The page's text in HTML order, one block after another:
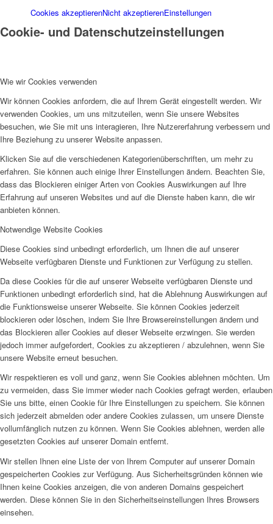
Cookies akzeptierenNicht akzeptierenEinstellungen
Cookie- und Datenschutzeinstellungen
Wie wir Cookies verwenden
Wir können Cookies anfordern, die auf Ihrem Gerät eingestellt werden. Wir
verwenden Cookies, um uns mitzuteilen, wenn Sie unsere Websites
besuchen, wie Sie mit uns interagieren, Ihre Nutzererfahrung verbessern und
Ihre Beziehung zu unserer Website anpassen.
Klicken Sie auf die verschiedenen Kategorienüberschriften, um mehr zu
erfahren. Sie können auch einige Ihrer Einstellungen ändern. Beachten Sie,
dass das Blockieren einiger Arten von Cookies Auswirkungen auf Ihre
Erfahrung auf unseren Websites und auf die Dienste haben kann, die wir
anbieten können.
Notwendige Website Cookies
Diese Cookies sind unbedingt erforderlich, um Ihnen die auf unserer
Webseite verfügbaren Dienste und Funktionen zur Verfügung zu stellen.
Da diese Cookies für die auf unserer Webseite verfügbaren Dienste und
Funktionen unbedingt erforderlich sind, hat die Ablehnung Auswirkungen auf
die Funktionsweise unserer Webseite. Sie können Cookies jederzeit
blockieren oder löschen, indem Sie Ihre Browsereinstellungen ändern und
das Blockieren aller Cookies auf dieser Webseite erzwingen. Sie werden
jedoch immer aufgefordert, Cookies zu akzeptieren / abzulehnen, wenn Sie
unsere Website erneut besuchen.
Wir respektieren es voll und ganz, wenn Sie Cookies ablehnen möchten. Um
zu vermeiden, dass Sie immer wieder nach Cookies gefragt werden, erlauben
Sie uns bitte, einen Cookie für Ihre Einstellungen zu speichern. Sie können
sich jederzeit abmelden oder andere Cookies zulassen, um unsere Dienste
vollumfänglich nutzen zu können. Wenn Sie Cookies ablehnen, werden alle
gesetzten Cookies auf unserer Domain entfernt.
Wir stellen Ihnen eine Liste der von Ihrem Computer auf unserer Domain
gespeicherten Cookies zur Verfügung. Aus Sicherheitsgründen können wie
Ihnen keine Cookies anzeigen, die von anderen Domains gespeichert
werden. Diese können Sie in den Sicherheitseinstellungen Ihres Browsers
einsehen.